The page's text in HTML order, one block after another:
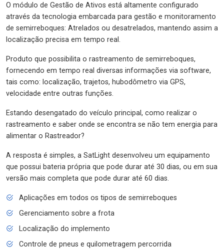
O módulo de Gestão de Ativos está altamente configurado
através da tecnologia embarcada para gestão e monitoramento
de semirreboques: Atrelados ou desatrelados, mantendo assim a
localização precisa em tempo real.
Produto que possibilita o rastreamento de semirreboques,
fornecendo em tempo real diversas informações via software,
tais como: localização, trajetos, hubodômetro via GPS,
velocidade entre outras funções.
Estando desengatado do veículo principal, como realizar o
rastreamento e saber onde se encontra se não tem energia para
alimentar o Rastreador?
A resposta é simples, a SatLight desenvolveu um equipamento
que possui bateria própria que pode durar até 30 dias, ou em sua
versão mais completa que pode durar até 60 dias.
Aplicações em todos os tipos de semirreboques
Gerenciamento sobre a frota
Localização do implemento
Controle de pneus e quilometragem percorrida